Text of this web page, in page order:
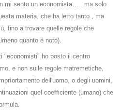
mi sento un economista….. ma solo
materia, che ha letto tanto , ma
fino a trovare quelle regole che
quanto è noto).
"economisti" ho posto il centro
e non sulle regole matremetiche,
dell'uomo, o degli uomini,
quel coefficiente (umano) che